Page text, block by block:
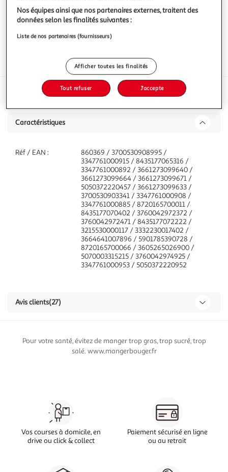
Afficher le prix
Eurofeuille - Bio européen
Description
Caractéristiques
Réf / EAN :
860369 / 3700530908995 /
3347761000915 / 8435177065316 /
3347761000892 / 3661273099640 /
3661273099664 / 3661273099671 /
5050372220457 / 3661273099633 /
3700530903341 / 3347761000908 /
3347761000885 / 8720165700011 /
8435177070402 / 3760042972372 /
3760042972471 / 8435177072222 /
3215530000117 / 3332230017402 /
3664641007896 / 5901785390728 /
8720165700066 / 3605265026900 /
5070003315215 / 3760042974925 /
3347761000953 / 5050372220952
Avis clients(27)
Pour votre santé, évitez de manger trop gras, trop sucré, trop
salé. www.mangerbouger.fr
Vos courses à domicile, en
drive ou click & collect
Paiement sécurisé en ligne
ou au retrait
Nos équipes ainsi que nos partenaires externes, traitent des
données selon les finalités suivantes :
Liste de nos partenaires (fournisseurs)
Afficher toutes les finalités
Tout refuser J'accepte